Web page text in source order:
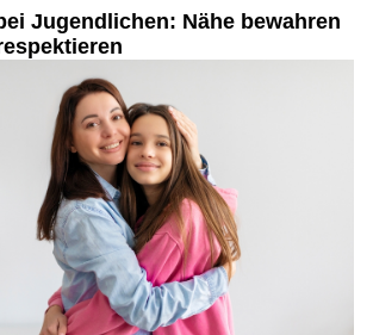
Jugendlichen: Nähe bewahren